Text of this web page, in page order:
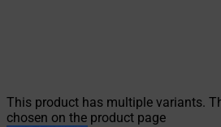
This product has multiple variants.
chosen on the product page